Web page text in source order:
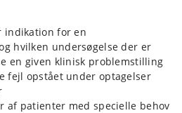
indikation for en
hvilken undersøgelse der er
en given klinisk problemstilling
fejl opstået under optagelser
af patienter med specielle behov